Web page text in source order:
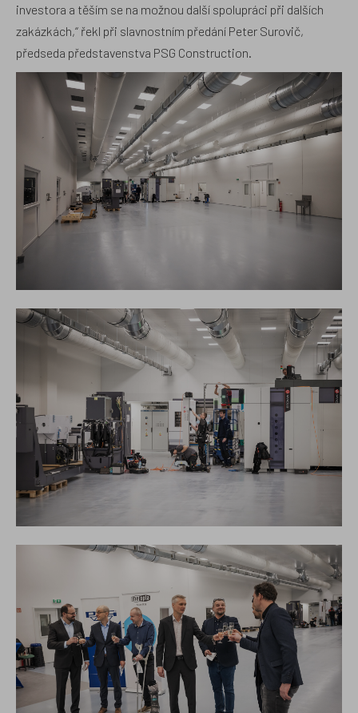
investora a těším se na možnou další spolupráci při dalších
zakázkách,“ řekl při slavnostním předání Peter Surovič,
předseda představenstva PSG Construction.